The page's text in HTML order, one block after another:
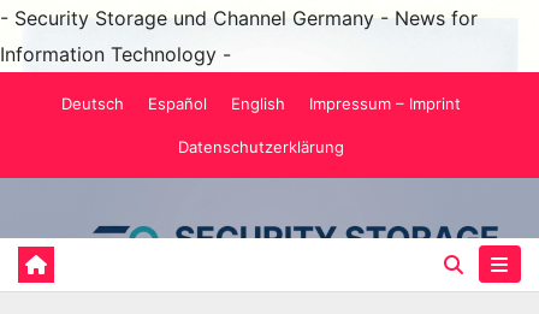
- Security Storage und Channel Germany - News for
Information Technology -
Deutsch Español English Impressum – Imprint
Datenschutzerklärung